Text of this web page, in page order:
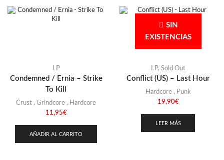
LP
Condemned / Ernia – Strike
To Kill
Crust , Grindcore , Hardcore
11,95€
AÑADIR AL CARRITO
SIN
EXISTENCIAS
LP, Sold Out
Conflict (US) – Last Hour
Hardcore, Punk
19,90€
LEER MÁS